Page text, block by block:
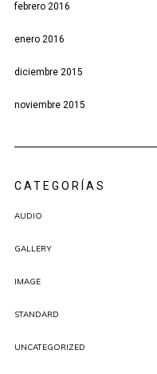
febrero 2016
enero 2016
diciembre 2015
noviembre 2015
CATEGORÍAS
AUDIO
GALLERY
IMAGE
STANDARD
UNCATEGORIZED